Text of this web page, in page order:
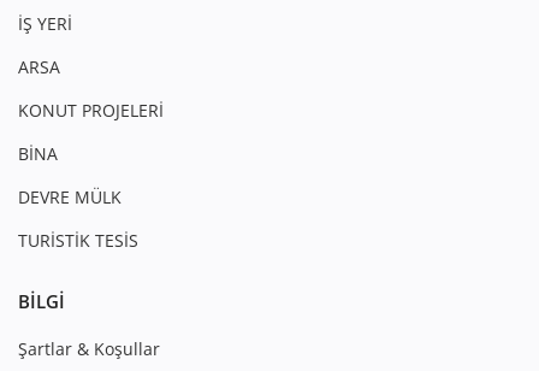
İŞ YERİ
ARSA
KONUT PROJELERİ
BİNA
DEVRE MÜLK
TURİSTİK TESİS
BILGI
Şartlar & Koşullar